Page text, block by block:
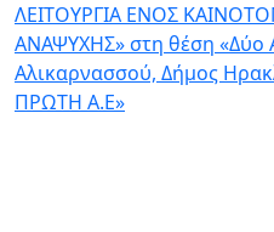
ΛΕΙΤΟΥΡΓΙΑ ΕΝΟΣ
ΑΝΑΨΥΧΗΣ» στη θέση «Δύο
Αλικαρνασσού, Δήμος
ΠΡΩΤΗ Α.Ε»